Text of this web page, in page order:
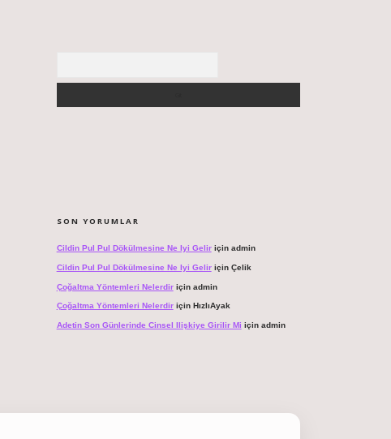
SON YORUMLAR
Cildin Pul Pul Dökülmesine Ne Iyi Geliriçin admin
Cildin Pul Pul Dökülmesine Ne Iyi Geliriçin Çelik
Çoğaltma Yöntemleri Nelerdiriçin admin
Çoğaltma Yöntemleri Nelerdiriçin HızlıAyak
Adetin Son Günlerinde Cinsel Ilişkiye Girilir Mi için admin